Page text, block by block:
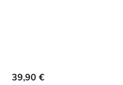
39,90 €